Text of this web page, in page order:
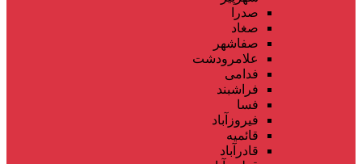
صدرا
صغاد
صفاشهر
علامرودشت
فدامی
فراشبند
فسا
فیروزآباد
قائمیه
قادرآباد